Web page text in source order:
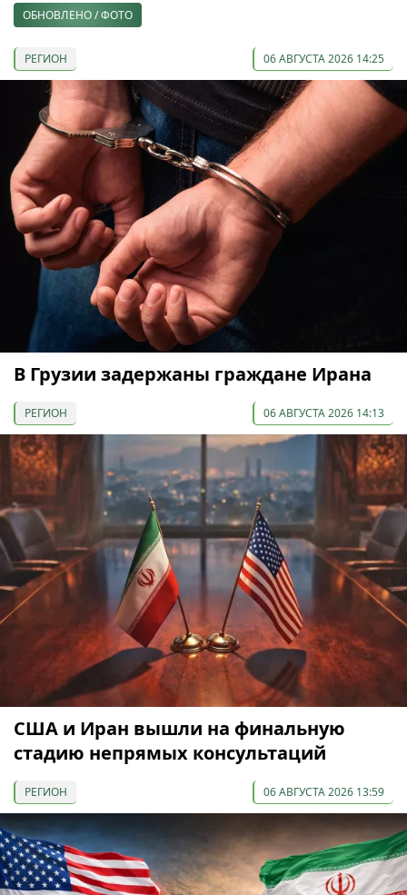
ОБНОВЛЕНО / ФОТО
РЕГИОН 06 АВГУСТА 2026 14:25
В Грузии задержаны граждане Ирана
РЕГИОН 06 АВГУСТА 2026 14:13
США и Иран вышли на финальную
стадию непрямых консультаций
РЕГИОН 06 АВГУСТА 2026 13:59